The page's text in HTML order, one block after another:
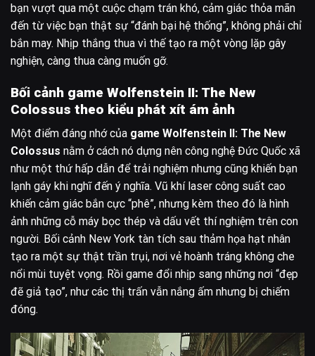
bạn vượt qua một cuộc chạm trán khó, cảm giác thỏa mãn
đến từ việc bạn thật sự “đánh bại hệ thống”, không phải chỉ
bắn may. Nhịp thắng thua vì thế tạo ra một vòng lặp gây
nghiện, càng thua càng muốn gỡ.
Bối cảnh game Wolfenstein II: The New
Colossus theo kiểu phát xít ám ảnh
Một điểm đáng nhớ của game Wolfenstein II: The New
Colossus nằm ở cách nó dựng nên công nghệ Đức Quốc xã
như một thứ hấp dẫn để trải nghiệm nhưng cũng khiến bạn
lạnh gáy khi nghĩ đến ý nghĩa. Vũ khí laser công suất cao
khiến cảm giác bắn cực “phê”, nhưng kèm theo đó là hình
ảnh những cỗ máy bọc thép và dấu vết thí nghiệm trên con
người. Bối cảnh New York tàn tích sau thảm họa hạt nhân
tạo ra một sự thật trần trụi, nơi vẻ hoành tráng không che
nổi mùi tuyệt vọng. Rồi game đổi nhịp sang những nơi “đẹp
đẽ giả tạo”, như các thị trấn vẫn nắng ấm nhưng bị chiếm
đóng.